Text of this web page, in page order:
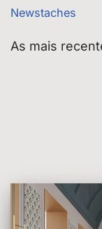
Newstaches
As mais